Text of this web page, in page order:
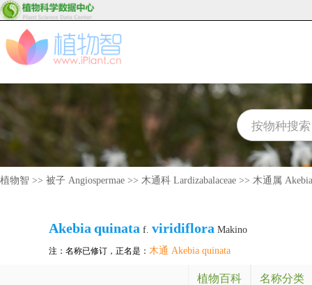
植物智 >> 被子 Angiospermae >> 木通科 Lardizabalaceae >> 木通属 Akebia
Akebia quinata f. viridiflora Makino
注：名称已修订，正名是： 木通 Akebia quinata
植物百科 名称分类